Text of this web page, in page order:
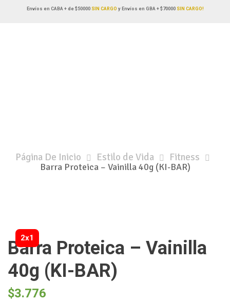
Envíos en CABA + de $50000SIN CARGO y Envíos en GBA + $70000 SIN CARGO!
Página De Inicio Estilo de Vida Fitness
Barra Proteica – Vainilla 40g (KI-BAR)
2x1
Barra Proteica – Vainilla
40g (KI-BAR)
$3.776